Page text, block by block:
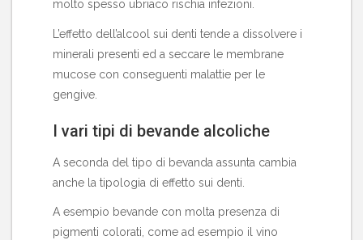
molto spesso ubriaco rischia infezioni.
L’effetto dell’alcool sui denti tende a dissolvere i
minerali presenti ed a seccare le membrane
mucose con conseguenti malattie per le
gengive.
I vari tipi di bevande alcoliche
A seconda del tipo di bevanda assunta cambia
anche la tipologia di effetto sui denti.
A esempio bevande con molta presenza di
pigmenti colorati , come ad esempio il vino